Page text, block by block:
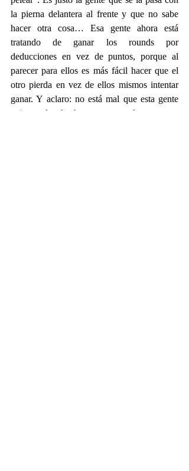
la pierna delantera al frente y que no sabe
hacer otra cosa… Esa gente ahora está
tratando de ganar los rounds por
deducciones en vez de puntos, porque al
parecer para ellos es más fácil hacer que el
otro pierda en vez de ellos mismos intentar
ganar. Y aclaro: no está mal que esta gente
exista, de hecho son un factor muy